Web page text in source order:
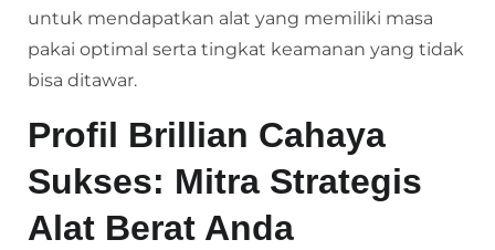
untuk mendapatkan alat yang memiliki masa
pakai optimal serta tingkat keamanan yang tidak
bisa ditawar.
Profil Brillian Cahaya
Sukses: Mitra Strategis
Alat Berat Anda